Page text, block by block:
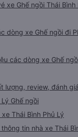
xe Ghế ngồi Thái Bình
dòng xe Ghế ngồi đi
các dòng xe Ghế
lượng, review, đánh
Lý Ghế ngồi
Thái Bình Phủ Lý
tin nhà xe Thái